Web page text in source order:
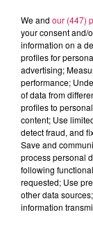
0h00 - 8h00
Les hits de
We and our (447)
your consent and/
information on a
profiles for
advertising;
performance;
of data from
profiles to
content; Use
detect fraud, and
Save and
process personal
following
requested; Use
other data
information